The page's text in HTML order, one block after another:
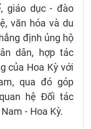
giáo dục - đào
văn hóa và du
định ủng hộ
dân, hợp tác
của Hoa Kỳ với
qua đó góp
hệ Đối tác
- Hoa Kỳ.